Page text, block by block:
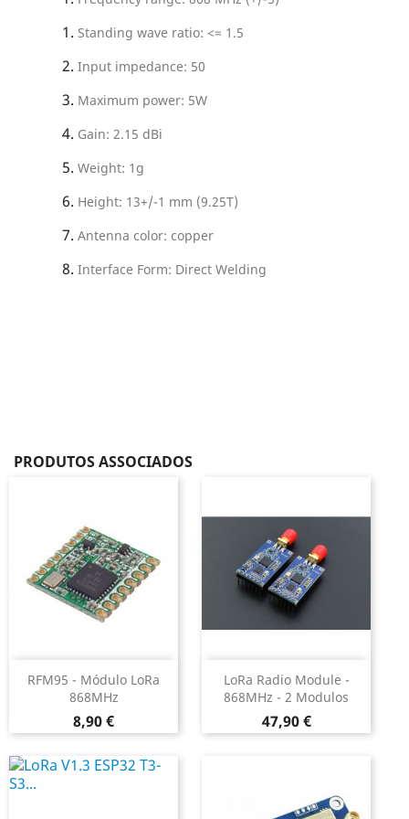
Standing wave ratio: <= 1.5
Input impedance: 50
Maximum power: 5W
Gain: 2.15 dBi
Weight: 1g
Height: 13+/-1 mm (9.25T)
Antenna color: copper
Interface Form: Direct Welding
PRODUTOS ASSOCIADOS
RFM95 - Módulo LoRa
868MHz
Preço
8,90 €
LoRa Radio Module -
868MHz - 2 Modulos
Preço
47,90 €